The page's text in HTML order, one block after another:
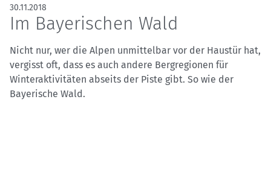
30.11.2018
Im Bayerischen Wald
Nicht nur, wer die Alpen unmittelbar vor der Haustür hat,
vergisst oft, dass es auch andere Bergregionen für
Winteraktivitäten abseits der Piste gibt. So wie der
Bayerische Wald.